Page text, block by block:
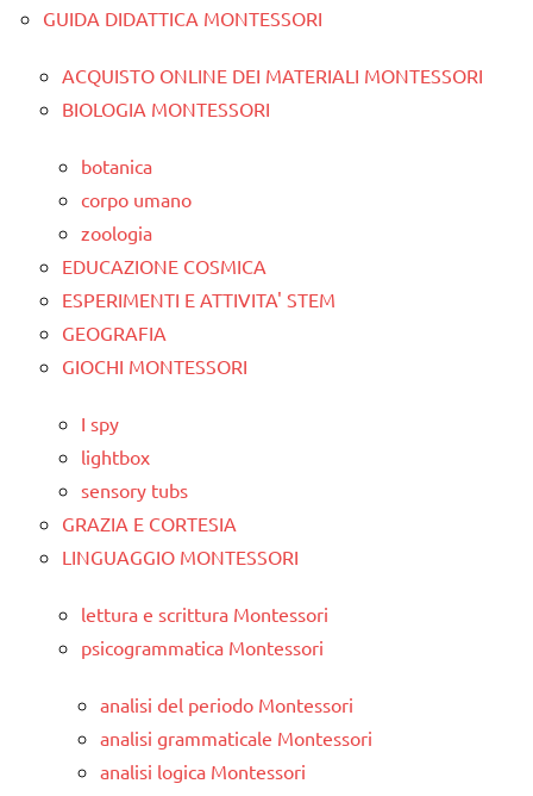
GUIDA DIDATTICA MONTESSORI
ACQUISTO ONLINE DEI MATERIALI MONTESSORI
BIOLOGIA MONTESSORI
botanica
corpo umano
zoologia
EDUCAZIONE COSMICA
ESPERIMENTI E ATTIVITA' STEM
GEOGRAFIA
GIOCHI MONTESSORI
I spy
lightbox
sensory tubs
GRAZIA E CORTESIA
LINGUAGGIO MONTESSORI
lettura e scrittura Montessori
psicogrammatica Montessori
analisi del periodo Montessori
analisi grammaticale Montessori
analisi logica Montessori